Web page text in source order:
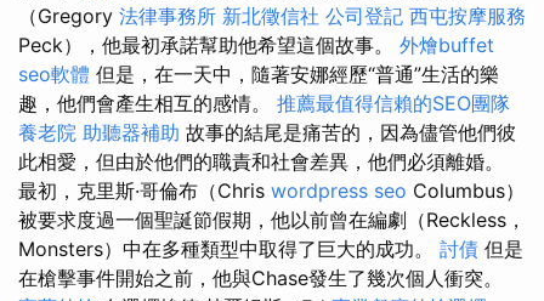
（Gregory 法律事務所 新北徵信社 公司登記 西屯按摩服務
Peck），他最初承諾幫助他希望這個故事。 外燴buffet
seo軟體 但是，在一天中，隨著安娜經歷“普通”生活的樂
趣，他們會產生相互的感情。 推薦最值得信賴的SEO團隊
養老院 助聽器補助 故事的結尾是痛苦的，因為儘管他們彼
此相愛，但由於他們的職責和社會差異，他們必須離婚。
最初，克里斯·哥倫布（Chris wordpress seo Columbus）
被要求度過一個聖誕節假期，他以前曾在編劇（Reckless，
Monsters）中在多種類型中取得了巨大的成功。 討債 但是
在槍擊事件開始之前，他與Chase發生了幾次個人衝突。